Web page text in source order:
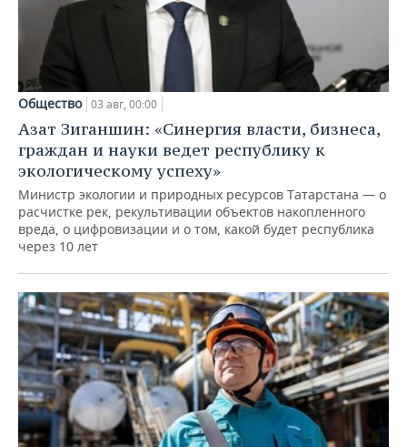
Общество 03 авг, 00:00
Азат Зиганшин: «Синергия власти, бизнеса,
граждан и науки ведет республику к
экологическому успеху»
Министр экологии и природных ресурсов Татарстана — о
расчистке рек, рекультивации объектов накопленного
вреда, о цифровизации и о том, какой будет республика
через 10 лет